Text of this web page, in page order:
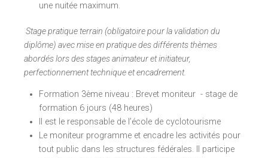
une nuitée maximum.
Stage pratique terrain (obligatoire pour la validation du
diplôme) avec mise en pratique des différents thèmes
abordés lors des stages animateur et initiateur,
perfectionnement technique et encadrement.
Formation 3ème niveau : Brevet moniteur - stage de
formation 6 jours (48 heures)
Il est le responsable de l’école de cyclotourisme
Le moniteur programme et encadre les activités pour
tout public dans les structures fédérales. Il participe